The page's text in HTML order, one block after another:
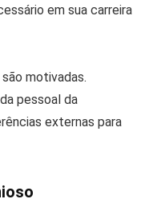
em sua carreira
motivadas.
pessoal da
externas para